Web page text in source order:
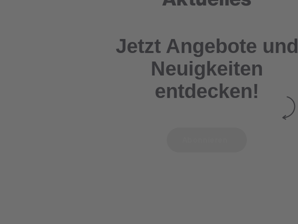
Jetzt Angebote und
Neuigkeiten
entdecken!